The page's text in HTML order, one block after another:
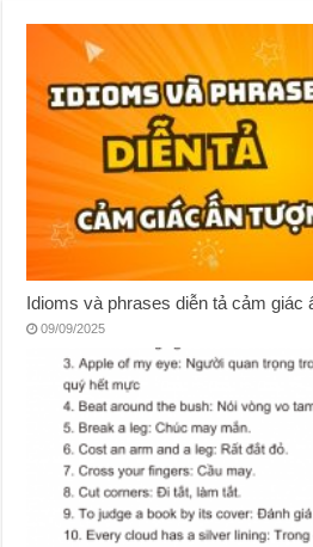
Idioms và phrases diễn tả cảm giác
09/09/2025